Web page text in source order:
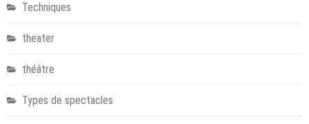
Techniques
theater
théâtre
Types de spectacles